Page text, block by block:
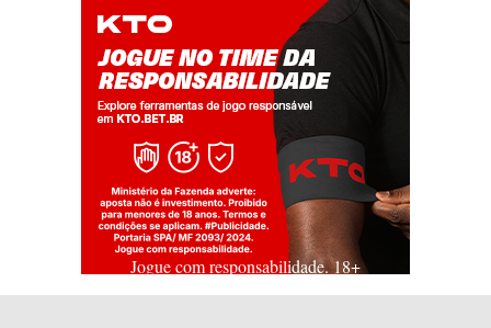
Jogue com responsabilidade. 18+